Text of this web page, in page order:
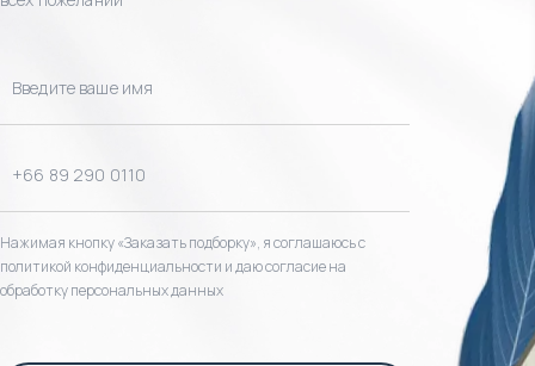
Нажимая кнопку «Заказать подборку», я соглашаюсь с
политикой конфиденциальности и даю согласие на
обработку персональных данных